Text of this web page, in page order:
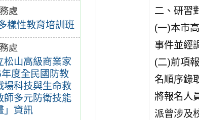
處
樣性教育培訓班
處
松山高級商業家
度全民國防教
場科技與生命救
師多元防衛技能
」資訊
二、研習
(一)本市
事件並經
(二)前項
名順序錄
將報名人
派曾涉及